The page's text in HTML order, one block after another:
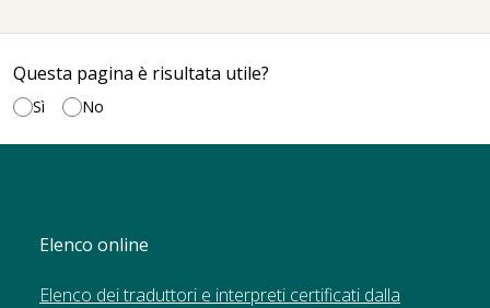
Questa pagina è risultata utile?
Sì No
Elenco online
Elenco dei traduttori e interpreti certificati dalla